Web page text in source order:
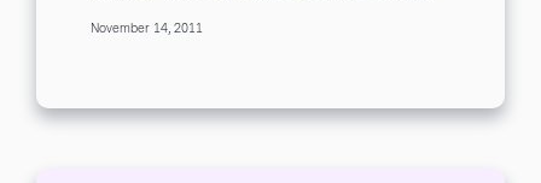
you out...
November 14, 2011